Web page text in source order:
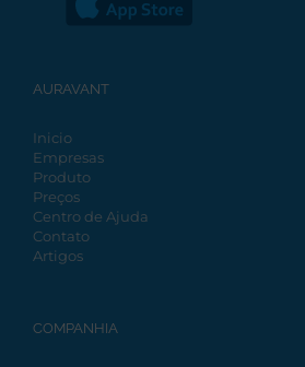
AURAVANT
Inicio
Empresas
Produto
Preços
Centro de Ajuda
Contato
Artigos
COMPANHIA